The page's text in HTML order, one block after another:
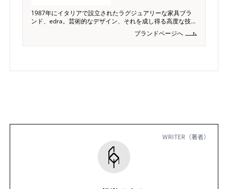
1987年にイタリアで設立されたラグジュアリーな家具ブラ
ンド、edra。芸術的なデザイン、それを成し得る高度な技術
力、最高品質の素材を組み合わせた製品は常に独創的で、ホ
テルや美術館などの公共空間にとどまらず、住まいにも豊か
な彩を与えてくれます。
ブランドページへ
WRITER（著者）